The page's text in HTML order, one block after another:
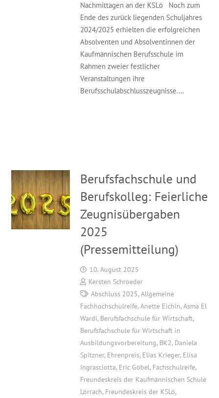
Nachmittagen an der KSLö Noch zum
Ende des zurück liegenden Schuljahres
2024/2025 erhielten die erfolgreichen
Absolventen und Absolventinnen der
Kaufmännischen Berufsschule im
Rahmen zweier festlicher
Veranstaltungen ihre
Berufsschulabschlusszeugnisse.…
Berufsfachschule und
Berufskolleg: Feierliche
Zeugnisübergaben
2025
(Pressemitteilung)
10. August 2025
Kersten Schroeder
Abschluss 2025, Allgemeine
Fachhochschulreife, Anette Eichin, Asma El
Wardi, Berufsfachschule für Wirtschaft,
Berufsfachschule für Wirtschaft in
Ausbildungsvorbereitung, BK2, Daniela
Spitzner, Ehrenpreis, Elias Krieger, Elisa
Ingrasciotta, Eric Göbel, Fachschulreife,
Freundeskreis der Kaufmännischen Schule
Lörrach, Freundeskreis der KSLö,